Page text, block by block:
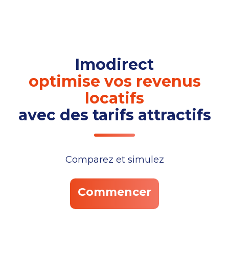
Imodirect
optimise vos revenus
locatifs
avec des tarifs attractifs
Comparez et simulez
Commencer